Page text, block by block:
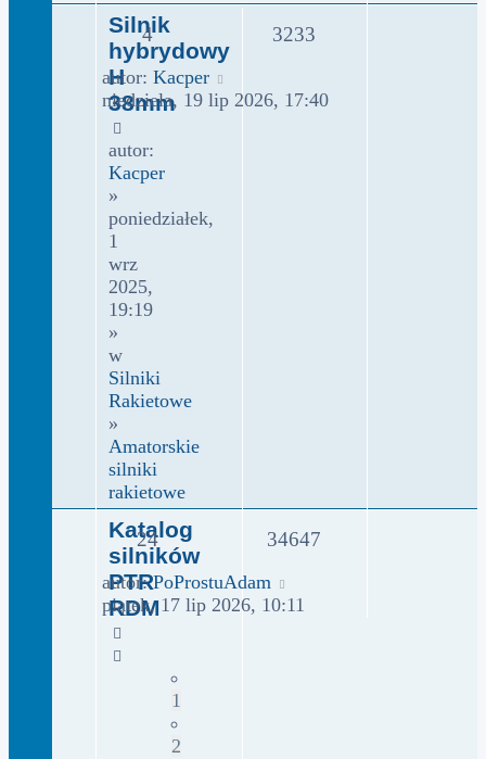
Silnik
hybrydowy
H
38mm
autor:
Kacper
»
poniedziałek,
1
wrz
2025,
19:19
»
w
Silniki
Rakietowe
»
Amatorskie
silniki
rakietowe
4 3233
autor: Kacper
niedziela, 19 lip 2026, 17:40
Katalog
silników
PTR
RDM
1
2
24 34647
autor:PoProstuAdam
piątek, 17 lip 2026, 10:11